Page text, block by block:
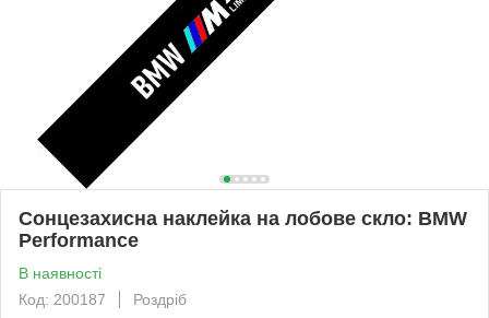
Сонцезахисна наклейка на лобове скло: BMW
Performance
В наявності
Код: 200187
Роздріб